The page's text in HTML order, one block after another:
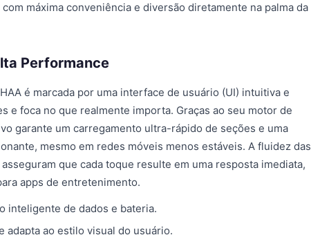
máxima conveniência e diversão diretamente na palma da
Performance
é marcada por uma interface de usuário (UI) intuitiva e
e foca no que realmente importa. Graças ao seu motor de
garante um carregamento ultra-rápido de seções e uma
mesmo em redes móveis menos estáveis. A fluidez das
que cada toque resulte em uma resposta imediata,
apps de entretenimento.
inteligente de dados e bateria.
adapta ao estilo visual do usuário.